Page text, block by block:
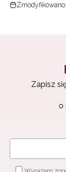
Zapisz
o
Zapisz się i
Adres e-mail: